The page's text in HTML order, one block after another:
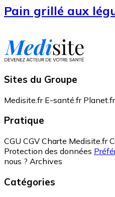
Pain grillé aux
Sites du Groupe
Medisite.fr E-santé.fr Planet.fr
Pratique
CGU CGV Charte Medisite.fr
Protection des données
nous ? Archives
Catégories